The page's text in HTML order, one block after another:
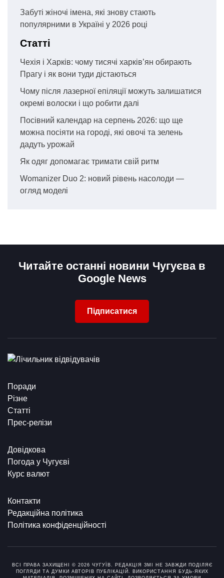
Забуті жіночі імена, які знову стають
популярними в Україні у 2026 році
Статті
Чехія і Харків: чому тисячі харків’ян обирають
Прагу і як вони туди дістаються
Чому після лазерної епіляції можуть залишатися
окремі волоски і що робити далі
Посівний календар на серпень 2026: що ще
можна посіяти на городі, які овочі та зелень
дадуть урожай
Як одяг допомагає тримати свій ритм
Womanizer Duo 2: новий рівень насолоди —
огляд моделі
Читайте останні новини Чугуєва в
Google News
Підписатися
Поради
Різне
Статті
Прес-релізи
Довідкова
Погода у Чугуєві
Курс валют
Контакти
Редакційна політика
Політика конфіденційності
ВСІ ПРАВА ЗАХИЩЕНІ © 2026 ЧУГУЇВ. РЕДАКЦІЯ ЗМІ НЕ ЗАВЖДИ ПОДІЛЯЄ
ПОГЛЯДИ ТА ДУМКИ АВТОРІВ ПУБЛІКАЦІЙ. ВИКОРИСТАННЯ БУДЬ-ЯКИХ